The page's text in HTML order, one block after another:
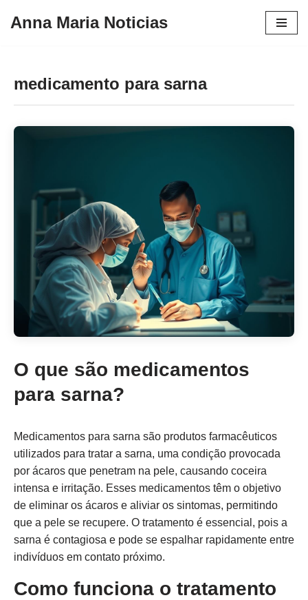
conteúdo
Anna Maria Noticias
medicamento para sarna
O que são medicamentos
para sarna?
Medicamentos para sarna são produtos farmacêuticos
utilizados para tratar a sarna, uma condição provocada
por ácaros que penetram na pele, causando coceira
intensa e irritação. Esses medicamentos têm o objetivo
de eliminar os ácaros e aliviar os sintomas, permitindo
que a pele se recupere. O tratamento é essencial, pois a
sarna é contagiosa e pode se espalhar rapidamente entre
indivíduos em contato próximo.
Como funciona o tratamento